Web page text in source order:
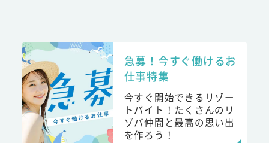
急募！今すぐ働けるお
仕事特集
今すぐ開始できるリゾー
トバイト！たくさんのリ
ゾバ仲間と最高の思い出
を作ろう！